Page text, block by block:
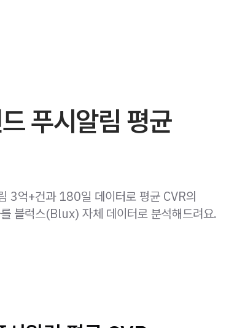
푸시알림 평균
3억+건과 180일 데이터로 평균 CVR의
블럭스(Blux) 자체 데이터로 분석해드려요.